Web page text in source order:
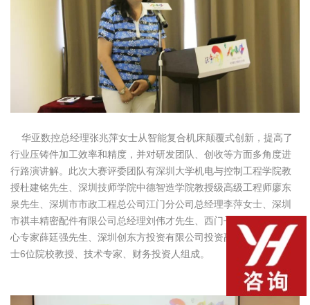
华亚数控总经理张兆萍女士从智能复合机床颠覆式创新，提高了
行业压铸件加工效率和精度，并对研发团队、创收等方面多角度进
行路演讲解。此次大赛评委团队有深圳大学机电与控制工程学院教
授杜建铭先生、深圳技师学院中德智造学院教授级高级工程师廖东
泉先生、深圳市市政工程总公司江门分公司总经理李萍女士、深圳
市祺丰精密配件有限公司总经理刘伟才先生、西门子医疗主任级核
心专家薛廷强先生、深圳创东方投资有限公司投资副总监刘晓萌女
士6位院校教授、技术专家、财务投资人组成。